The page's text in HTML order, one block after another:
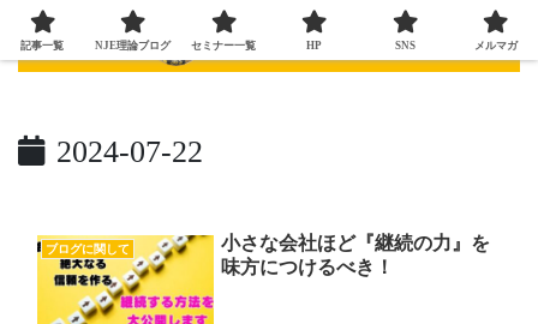
2024-07-22
ブログに関して
小さな会社ほど『継続の力』を
味方につけるべき！
記事一覧 NJE理論ブログ セミナー一覧 HP SNS メルマガ